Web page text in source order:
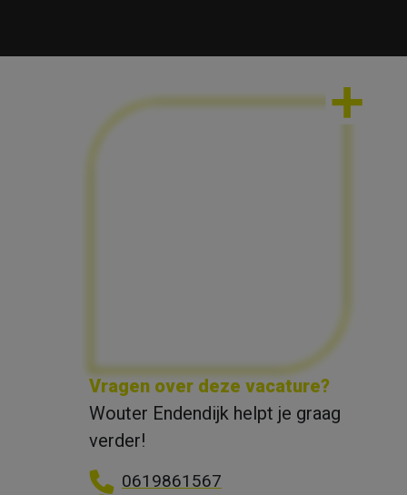
Vragen over deze vacature?
Wouter Endendijk helpt je graag
verder!
0619861567